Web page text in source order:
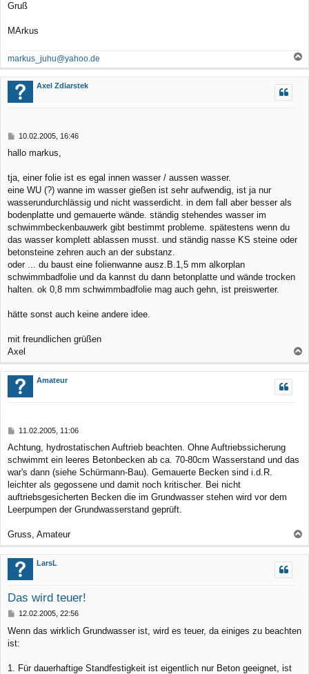
Gruß
MArkus
markus_juhu@yahoo.de
a
Axel Zdiarstek
B
i
r
a
10.02.2005, 16:46
hallo markus,
tja, einer folie ist es egal innen wasser / aussen wasser.
eine WU (?) wanne im wasser gießen ist sehr aufwendig, ist ja nur
wasserundurchlässig und nicht wasserdicht. in dem fall aber besser als
bodenplatte und gemauerte wände. ständig stehendes wasser im
schwimmbeckenbauwerk gibt bestimmt probleme. spätestens wenn du
das wasser komplett ablassen musst. und ständig nasse KS steine oder
betonsteine zehren auch an der substanz.
oder ... du baust eine folienwanne ausz.B.1,5 mm alkorplan
schwimmbadfolie und da kannst du dann betonplatte und wände trocken
halten. ok 0,8 mm schwimmbadfolie mag auch gehn, ist preiswerter.
hätte sonst auch keine andere idee.
mit freundlichen grüßen
Axel
a
Amateur
B
i
t
r
a
g
11.02.2005, 11:06
Achtung, hydrostatischen Auftrieb beachten. Ohne Auftriebssicherung
schwimmt ein leeres Betonbecken ab ca. 70-80cm Wasserstand und das
war's dann (siehe Schürmann-Bau). Gemauerte Becken sind i.d.R.
leichter als gegossene und damit noch kritischer. Bei nicht
auftriebsgesicherten Becken die im Grundwasser stehen wird vor dem
Leerpumpen der Grundwasserstand geprüft.
Gruss, Amateur
a
LarsL
Das wird teuer!
B
i
t
a
12.02.2005, 22:56
Wenn das wirklich Grundwasser ist, wird es teuer, da einiges zu beachten
ist:
1. Für dauerhaftige Standfestigkeit ist eigentlich nur Beton geeignet, ist